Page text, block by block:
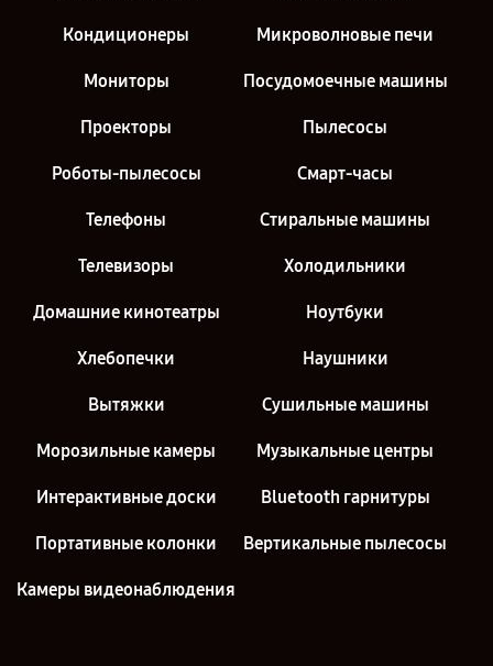
Кондиционеры Микроволновые печи
Мониторы Посудомоечные машины
Проекторы Пылесосы
Роботы-пылесосы Смарт-часы
Телефоны Стиральные машины
Телевизоры Холодильники
Домашние кинотеатры Ноутбуки
Хлебопечки Наушники
Вытяжки Сушильные машины
Морозильные камеры Музыкальные центры
Интерактивные доски Bluetooth гарнитуры
Портативные колонки Вертикальные пылесосы
Камеры видеонаблюдения